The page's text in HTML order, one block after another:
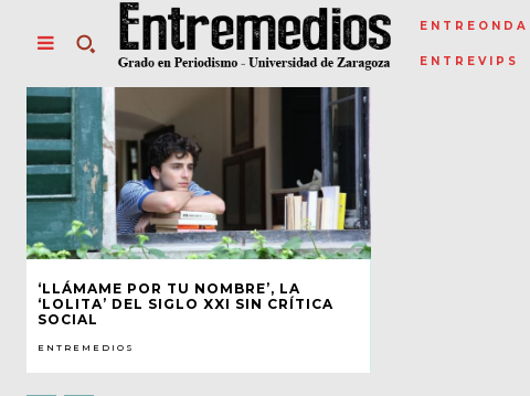
ENTREVIPS
‘LLÁMAME POR TU NOMBRE’, LA
‘LOLITA’ DEL SIGLO XXI SIN CRÍTICA
SOCIAL
ENTREMEDIOS